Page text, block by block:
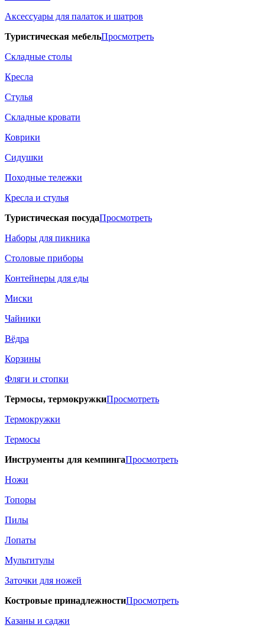
Аксессуары для палаток и шатров
Туристическая мебельПросмотреть
Складные столы
Кресла
Стулья
Складные кровати
Коврики
Сидушки
Походные тележки
Кресла и стулья
Туристическая посудаПросмотреть
Наборы для пикника
Столовые приборы
Контейнеры для еды
Миски
Чайники
Вёдра
Корзины
Фляги и стопки
Термосы, термокружкиПросмотреть
Термокружки
Термосы
Инструменты для кемпингаПросмотреть
Ножи
Топоры
Пилы
Лопаты
Мультитулы
Заточки для ножей
Костровые принадлежностиПросмотреть
Казаны и саджи